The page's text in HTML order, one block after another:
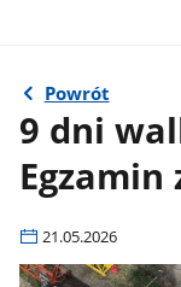
Powrót
9 dni
21.05.2026